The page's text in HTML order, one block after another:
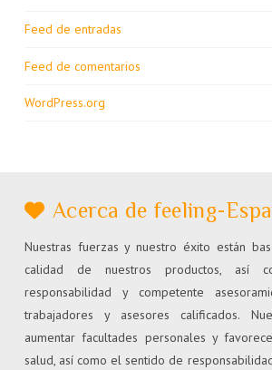
Feed de entradas
Feed de comentarios
WordPress.org
Acerca de feeling-
Nuestras fuerzas y nuestro éxito están
calidad de nuestros productos, así
responsabilidad y competente
trabajadores y asesores calificados.
aumentar facultades personales y
salud, así como el sentido de